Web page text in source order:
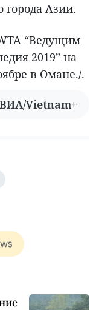
города Азии.
“Ведущим
2019” на
в Омане./.
ВИА/Vietnam+